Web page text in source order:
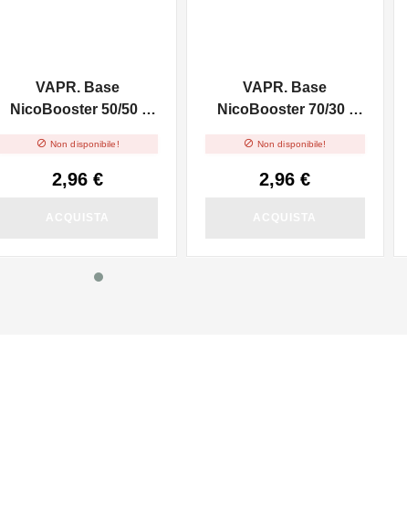
VAPR. Base
NicoBooster 50/50 -
 Non disponibile!
2,96 €
VAPR. Base
NicoBooster 70/30 -
 Non disponibile!
2,96 €